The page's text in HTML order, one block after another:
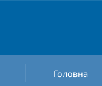
Головна